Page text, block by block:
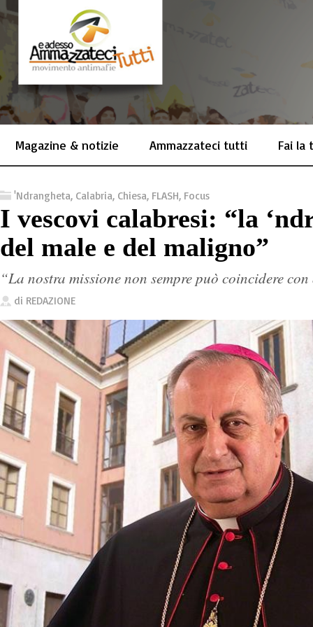
Magazine & notizie Ammazzateci tutti Fai la
'Ndrangheta, Calabria, Chiesa, FLASH, Focus
I vescovi calabresi: “la
del male e del maligno”
“La nostra missione non sempre può coincidere
di REDAZIONE